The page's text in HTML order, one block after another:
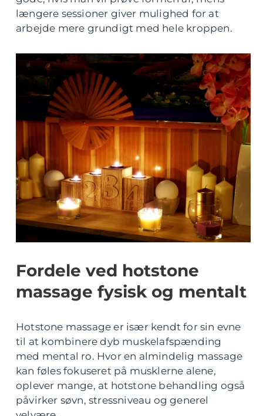
længere sessioner giver mulighed for at
arbejde mere grundigt med hele kroppen.
Fordele ved hotstone
massage fysisk og mentalt
Hotstone massage er især kendt for sin evne
til at kombinere dyb muskelafspænding
med mental ro. Hvor en almindelig massage
kan føles fokuseret på musklerne alene,
oplever mange, at hotstone behandling også
påvirker søvn, stressniveau og generel